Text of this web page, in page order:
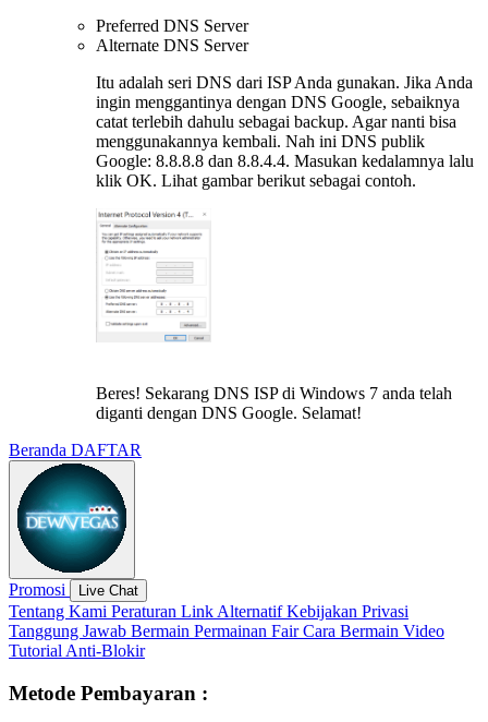
Preferred DNS Server
Alternate DNS Server
Itu adalah seri DNS dari ISP Anda gunakan. Jika Anda
ingin menggantinya dengan DNS Google, sebaiknya
catat terlebih dahulu sebagai backup. Agar nanti bisa
menggunakannya kembali. Nah ini DNS publik
Google: 8.8.8.8 dan 8.8.4.4. Masukan kedalamnya lalu
klik OK. Lihat gambar berikut sebagai contoh.
Beres! Sekarang DNS ISP di Windows 7 anda telah
diganti dengan DNS Google. Selamat!
Beranda DAFTAR
Promosi Live Chat
Tentang Kami Peraturan Link AlternatifKebijakan Privasi
Tanggung Jawab Bermain Permainan FairCara Bermain Video
Tutorial Anti-Blokir
Metode Pembayaran :